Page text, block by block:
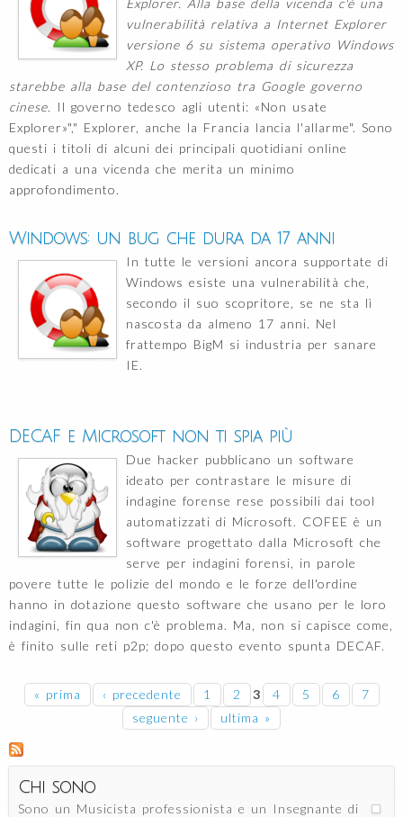
Explorer. Alla base della vicenda c'è una
vulnerabilità relativa a Internet Explorer
versione 6 su sistema operativo Windows
XP. Lo stesso problema di sicurezza
starebbe alla base del contenzioso tra Google governo
cinese. Il governo tedesco agli utenti: «Non usate
Explorer»"," Explorer, anche la Francia lancia l'allarme". Sono
questi i titoli di alcuni dei principali quotidiani online
dedicati a una vicenda che merita un minimo
approfondimento.
Windows: un bug che dura da 17 anni
In tutte le versioni ancora supportate di
Windows esiste una vulnerabilità che,
secondo il suo scopritore, se ne sta lì
nascosta da almeno 17 anni. Nel
frattempo BigM si industria per sanare
IE.
DECAF e Microsoft non ti spia più
Due hacker pubblicano un software
ideato per contrastare le misure di
indagine forense rese possibili dai tool
automatizzati di Microsoft. COFEE è un
software progettato dalla Microsoft che
serve per indagini forensi, in parole
povere tutte le polizie del mondo e le forze dell'ordine
hanno in dotazione questo software che usano per le loro
indagini, fin qua non c'è problema. Ma, non si capisce come,
è finito sulle reti p2p; dopo questo evento spunta DECAF.
Pagine
« prima ‹ precedente 1 2 3 4 5 6
7
seguente ›
ultima »
Chi sono
Sono un Musicista professionista e un Insegnante di